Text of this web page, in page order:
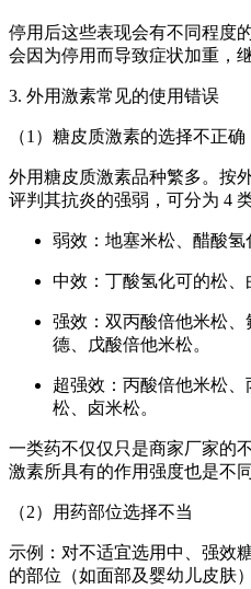
停用后这些表现会有不同程度
会因为停用而导致症状加重，
3. 外用激素常见的使用错误
（1）糖皮质激素的选择不正确
外用糖皮质激素品种繁多。按
评判其抗炎的强弱，可分为 4 类
弱效：地塞米松、醋酸氢
中效：丁酸氢化可的松、
强效：双丙酸倍他米松
德、戊酸倍他米松。
超强效：丙酸倍他米松
松、卤米松。
一类药不仅仅只是商家厂家的
激素所具有的作用强度也是不
（2）用药部位选择不当
示例：对不适宜选用中、强效
的部位（如面部及婴幼儿皮肤